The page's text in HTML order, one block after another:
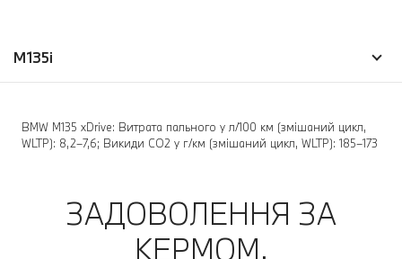
M135i
BMW M135 xDrive: Витрата пального у л/100 км (змішаний цикл,
WLTP): 8,2–7,6; Викиди CO2 у г/км (змішаний цикл, WLTP): 185–173
ЗАДОВОЛЕННЯ ЗА
КЕРМОМ.